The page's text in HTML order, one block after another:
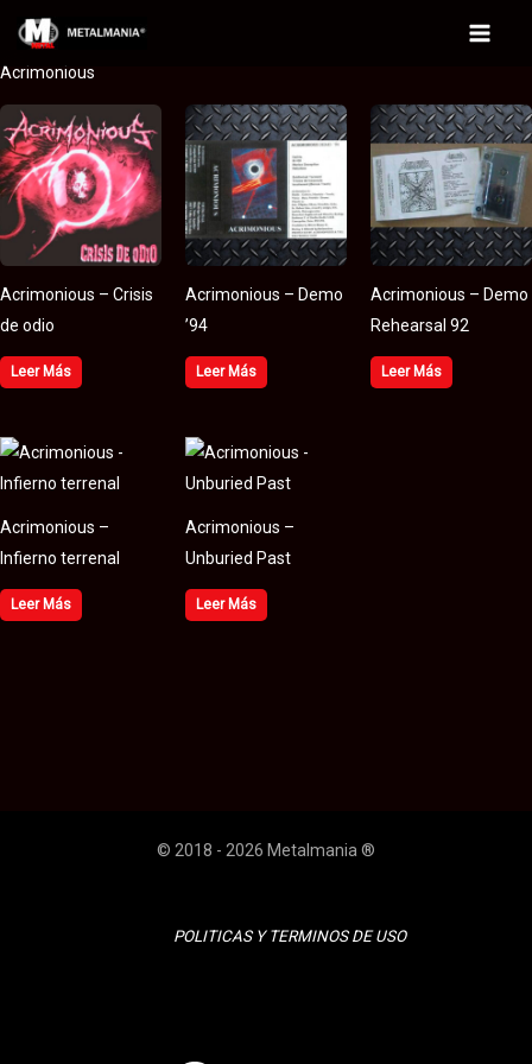
contenido
Main
Acrimonious
Acrimonious – Crisis
de odio
Leer Más
Acrimonious – Demo
’94
Leer Más
Acrimonious – Demo
Rehearsal 92
Leer Más
Acrimonious –
Infierno terrenal
Leer Más
Acrimonious –
Unburied Past
Leer Más
© 2018 - 2026 Metalmania ®
POLITICAS Y TERMINOS DE USO